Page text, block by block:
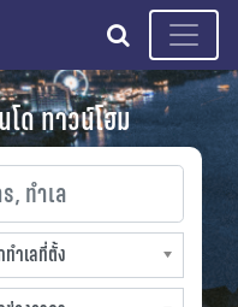
search
ด ทาวน์โฮม
เล
ทำเลที่ตั้ง